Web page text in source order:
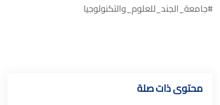
#جامعة_الجند_للعلوم_والتكنولوجيا
محتوى ذات صلة